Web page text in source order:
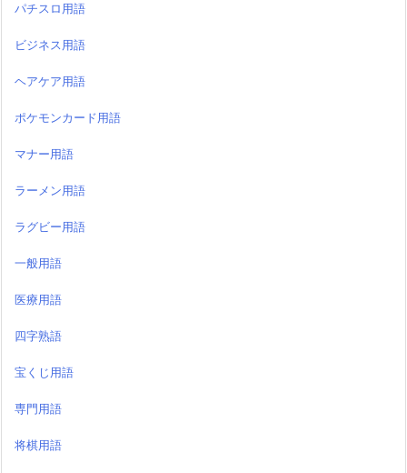
パチスロ用語
ビジネス用語
ヘアケア用語
ポケモンカード用語
マナー用語
ラーメン用語
ラグビー用語
一般用語
医療用語
四字熟語
宝くじ用語
専門用語
将棋用語